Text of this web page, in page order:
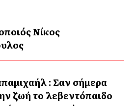
Νίκος
: Σαν σήμερα
ζωή το λεβεντόπαιδο